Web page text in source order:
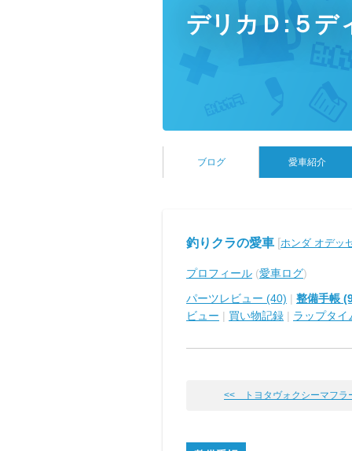
デリカＤ:５デ
ブログ 愛車紹介
釣りクラの愛車 [ホンダ オデッ
プロフィール (愛車ログ)
パーツレビュー (40) | 整備手帳
ビュー | 買い物記録 | ラップタイ
<< トヨタヴォクシーマフラ